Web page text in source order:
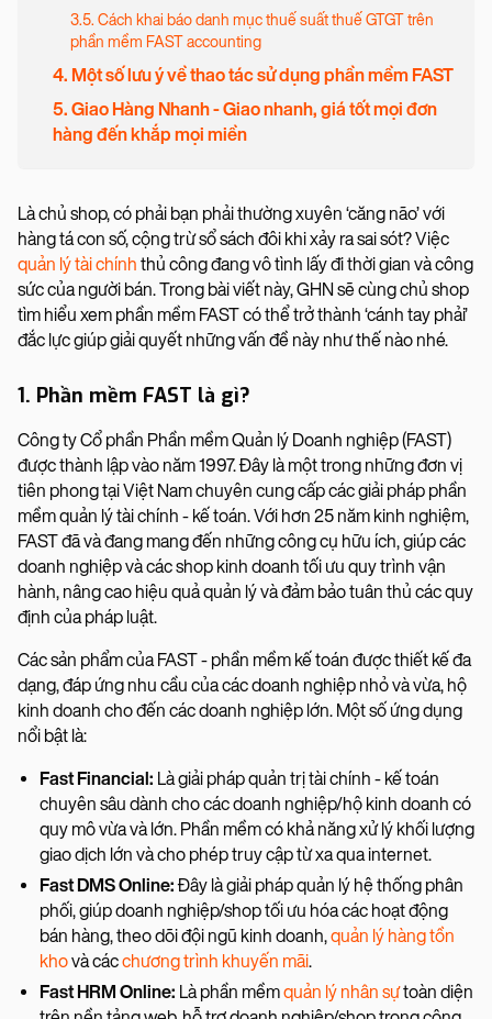
3.5. Cách khai báo danh mục thuế suất thuế GTGT trên
phần mềm FAST accounting
4. Một số lưu ý về thao tác sử dụng phần mềm FAST
5. Giao Hàng Nhanh - Giao nhanh, giá tốt mọi đơn
hàng đến khắp mọi miền
Là chủ shop, có phải bạn phải thường xuyên ‘căng não’ với
hàng tá con số, cộng trừ sổ sách đôi khi xảy ra sai sót? Việc
quản lý tài chính thủ công đang vô tình lấy đi thời gian và công
sức của người bán. Trong bài viết này, GHN sẽ cùng chủ shop
tìm hiểu xem phần mềm FAST có thể trở thành ‘cánh tay phải’
đắc lực giúp giải quyết những vấn đề này như thế nào nhé.
1. Phần mềm FAST là gì?
Công ty Cổ phần Phần mềm Quản lý Doanh nghiệp (FAST)
được thành lập vào năm 1997. Đây là một trong những đơn vị
tiên phong tại Việt Nam chuyên cung cấp các giải pháp phần
mềm quản lý tài chính - kế toán. Với hơn 25 năm kinh nghiệm,
FAST đã và đang mang đến những công cụ hữu ích, giúp các
doanh nghiệp và các shop kinh doanh tối ưu quy trình vận
hành, nâng cao hiệu quả quản lý và đảm bảo tuân thủ các quy
định của pháp luật.
Các sản phẩm của FAST - phần mềm kế toán được thiết kế đa
dạng, đáp ứng nhu cầu của các doanh nghiệp nhỏ và vừa, hộ
kinh doanh cho đến các doanh nghiệp lớn. Một số ứng dụng
nổi bật là:
Fast Financial: Là giải pháp quản trị tài chính - kế toán
chuyên sâu dành cho các doanh nghiệp/hộ kinh doanh có
quy mô vừa và lớn. Phần mềm có khả năng xử lý khối lượng
giao dịch lớn và cho phép truy cập từ xa qua internet.
Fast DMS Online:Đây là giải pháp quản lý hệ thống phân
phối, giúp doanh nghiệp/shop tối ưu hóa các hoạt động
bán hàng, theo dõi đội ngũ kinh doanh,quản lý hàng tồn
khovà cácchương trình khuyến mãi.
Fast HRM Online: Là phần mềmquản lý nhân sựtoàn diện